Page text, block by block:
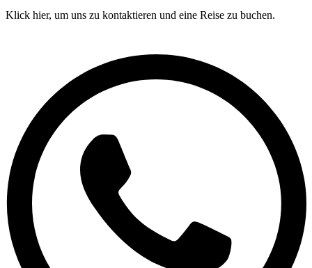
Klick hier, um uns zu kontaktieren und eine Reise zu buchen.